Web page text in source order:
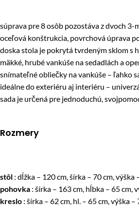
súprava pre 8 osôb pozostáva z dvoch
oceľová konštrukcia, povrchová úprava
doska stola je pokrytá tvrdeným sklom s
mäkké, hrubé vankúše na sedadlách a
snímateľné obliečky na vankúše – ľahko
ideálne do exteriéru aj interiéru –
sada je určená pre jednoduchú,
Rozmery
stôl : dĺžka – 120 cm, šírka – 70 cm, výška
pohovka : šírka – 163 cm, hĺbka – 65 cm,
kreslo : šírka – 62 cm, hl. – 65 cm, výška –